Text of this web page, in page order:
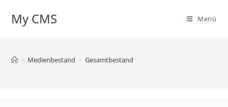
My CMS Menü
> Medienbestand > Gesamtbestand